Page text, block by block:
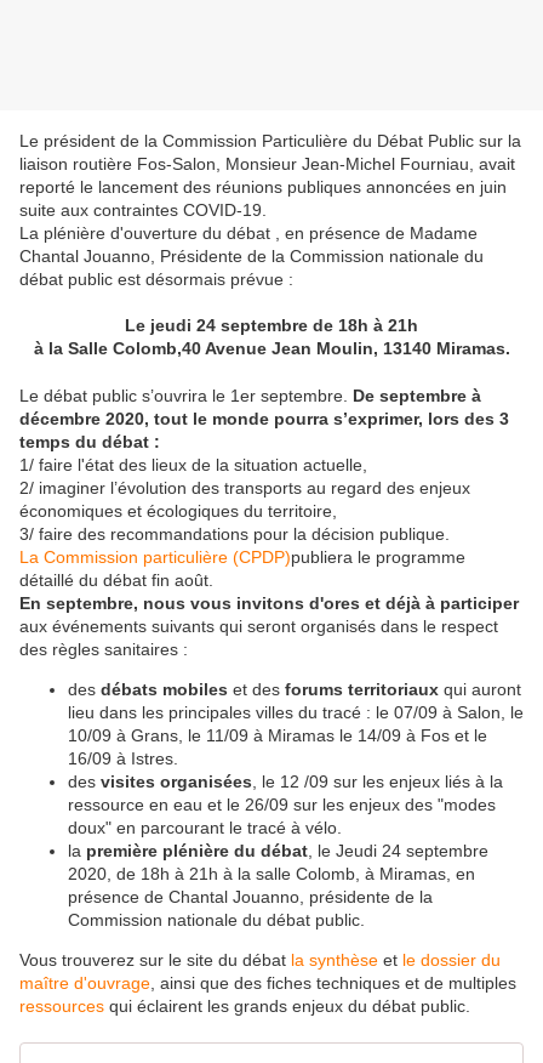
Le président de la Commission Particulière du Débat Public sur la
liaison routière Fos-Salon, Monsieur Jean-Michel Fourniau, avait
reporté le lancement des réunions publiques annoncées en juin
suite aux contraintes COVID-19.
L a plénière d'ouverture du débat , en présence de Madame
Chantal Jouanno, Présidente de la Commission nationale du
débat public est désormais prévue :
Le jeudi 24 septembre de 18h à 21h
à la Salle Colomb,40 Avenue Jean Moulin, 13140 Miramas.
Le débat public s’ouvrira le 1er septembre. De septembre à
décembre 2020, tout le monde pourra s’exprimer, lors des 3
temps du débat :
1/ faire l'état des lieux de la situation actuelle,
2/ imaginer l’évolution des transports au regard des enjeux
économiques et écologiques du territoire,
3/ faire des recommandations pour la décision publique.
La Commission particulière (CPDP)publiera le programme
détaillé du débat fin août.
En septembre, nous vous invitons d'ores et déjà à participer
aux événements suivants qui seront organisés dans le respect
des règles sanitaires :
des débats mobiles et des forums territoriaux qui auront
lieu dans les principales villes du tracé : le 07/09 à Salon, le
10/09 à Grans, le 11/09 à Miramas le 14/09 à Fos et le
16/09 à Istres.
des visites organisées , le 12 /09 sur les enjeux liés à la
ressource en eau et le 26/09 sur les enjeux des "modes
doux" en parcourant le tracé à vélo.
la première plénière du débat , le Jeudi 24 septembre
2020, de 18h à 21h à la salle Colomb, à Miramas, en
présence de Chantal Jouanno, présidente de la
Commission nationale du débat public.
Vous trouverez sur le site du débat la synthèse et le dossier du
maître d'ouvrage , ainsi que des fiches techniques et de multiples
ressources qui éclairent les grands enjeux du débat public.